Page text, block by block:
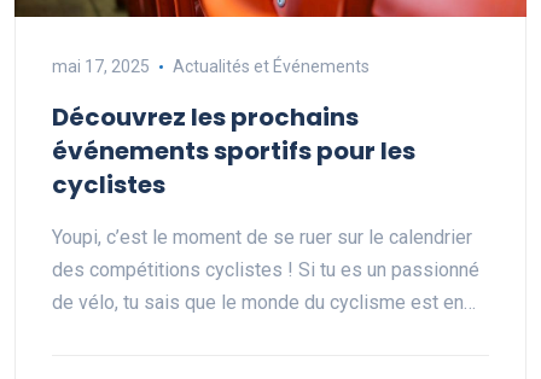
mai 17, 2025 Actualités et Événements
Découvrez les prochains
événements sportifs pour les
cyclistes
Youpi, c’est le moment de se ruer sur le calendrier
des compétitions cyclistes ! Si tu es un passionné
de vélo, tu sais que le monde du cyclisme est en…